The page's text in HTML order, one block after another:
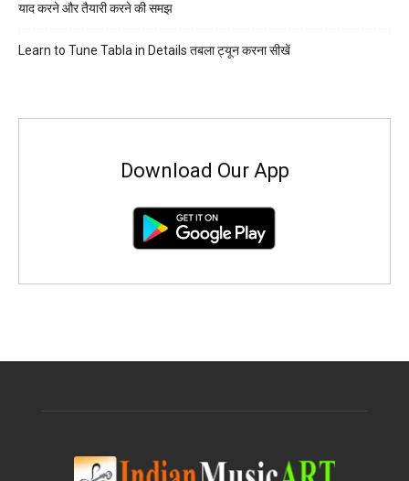
याद करने और तैयारी करने की समझ
Learn to Tune Tabla in Details तबला ट्यून करना सीखें
Download Our App